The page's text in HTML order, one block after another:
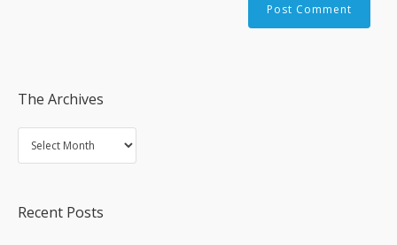
The Archives
Recent Posts